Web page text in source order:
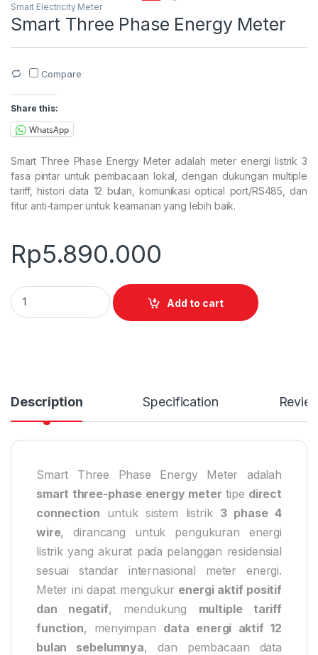
Smart Electricity Meter
Smart Three Phase Energy Meter
Compare
Share this:
WhatsApp
Smart Three Phase Energy Meter adalah meter energi listrik 3
fasa pintar untuk pembacaan lokal, dengan dukungan multiple
tariff, histori data 12 bulan, komunikasi optical port/RS485, dan
fitur anti-tamper untuk keamanan yang lebih baik.
Rp5.890.000
Smart Three Phase Energy Meter quantity
Add to cart
Description Specification
Smart Three Phase Energy Meter adalah
smart three-phase energy meter tipe direct
connection untuk sistem listrik 3 phase 4
wire, dirancang untuk pengukuran energi
listrik yang akurat pada pelanggan residensial
sesuai standar internasional meter energi.
Meter ini dapat mengukur energi aktif positif
dan negatif, mendukung multiple tariff
function, menyimpan data energi aktif 12
bulan sebelumnya, dan pembacaan data